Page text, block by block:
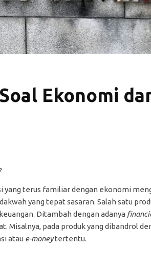
Ekonomi
terus familiar dengan ekonomi
yang tepat sasaran. Salah satu
Ditambah dengan adanya
Misalnya, pada produk yang dibandrol
atau e-moneytertentu.